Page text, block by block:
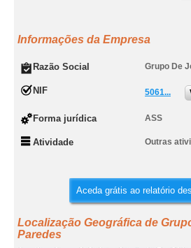
Informações da Empresa
Razão Social Grupo De
NIF 5061...
Forma jurídica ASS
Atividade Outras
Aceda grátis ao relatório
Localização Geográfica de
Paredes